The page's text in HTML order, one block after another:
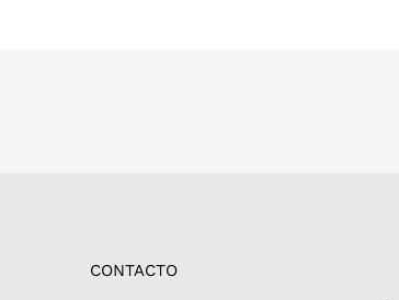
CONTACTO